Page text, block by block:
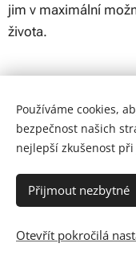
jim v maximální
života.
Tel.: +420 381 211 627|
ANA, z.ú. -
Používáme cookies,
bezpečnost našich
nejlepší zkušenost
Přijmout nezbytné
Otevřít pokročilá